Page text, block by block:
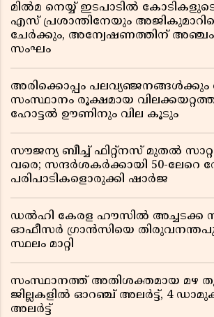
മിൽമ നെയ്യ് ഇടപാടിൽ
എസ് പ്രശാന്തിനേയും
ചേർക്കും, അന്വേഷണത്തിന്
സംഘം
അരിക്കൊപ്പം പലവ്യഞ്ജനങ്ങൾക്കും
സംസ്ഥാനം രൂക്ഷമായ
ഹോട്ടൽ ഊണിനും വില കൂടും
സൗജന്യ ബീച്ച് ഫിറ്റ്നസ് മുതൽ
വരെ; സന്ദർശകർക്കായി 50-ലേറെ
പരിപാടികളൊരുക്കി ഷാർജ
ഡൽഹി കേരള ഹൗസിൽ അച്ചടക്ക
ഓഫീസർ ഗ്രാൻസിയെ
സ്ഥലം മാറ്റി
സംസ്ഥാനത്ത് അതിശക്തമായ മഴ
ജില്ലകളിൽ ഓറഞ്ച് അലർട്ട്, 4
അലർട്ട്